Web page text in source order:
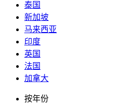
泰国
新加坡
马来西亚
印度
英国
法国
加拿大
按年份